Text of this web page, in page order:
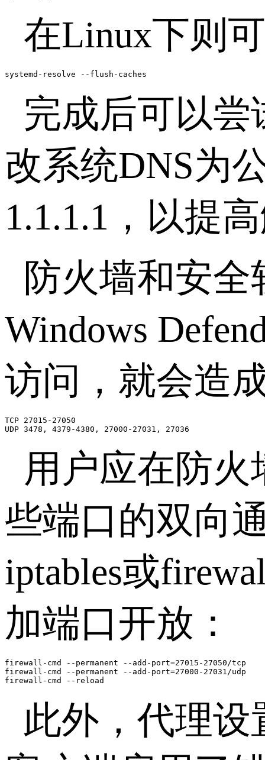
在Linux下则
systemd-resolve --flush-caches
完成后可以尝
改系统DNS为
1.1.1.1 ，以提
防火墙和安
Windows
访问，就会造
TCP 27015-27050
UDP 3478, 4379-4380, 27000-27031, 27036
用户应在防
些端口的双向
iptables或
加端口开放：
firewall-cmd --permanent --add-port=27015-27050/tcp
firewall-cmd --permanent --add-port=27000-27031/udp
firewall-cmd --reload
此外，代理